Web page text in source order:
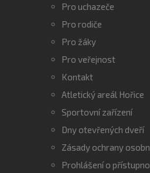
Pro uchazeče
Pro rodiče
Pro žáky
Pro veřejnost
Kontakt
Atletický areál Hořice
Sportovní zařízení
Dny otevřených dveří
Zásady ochrany
Prohlášení o